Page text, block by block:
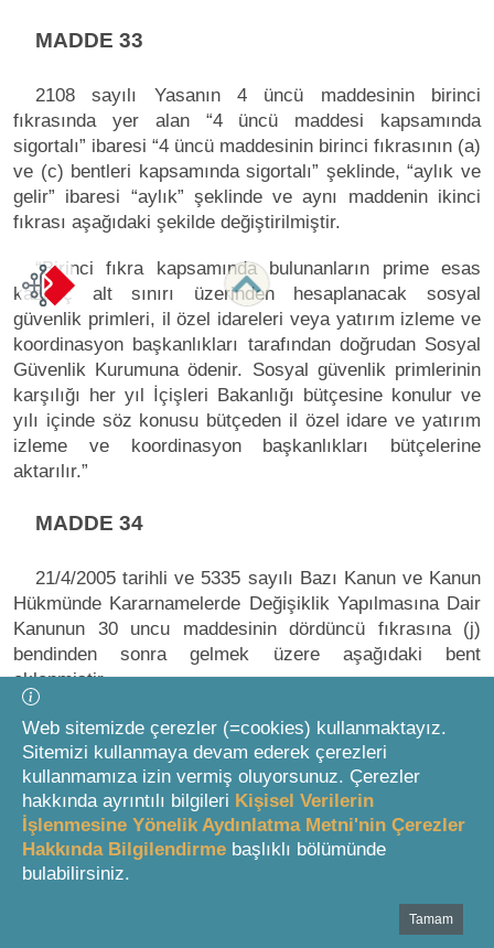
MADDE 33
2108 sayılı Yasanın 4 üncü maddesinin birinci
fıkrasında yer alan “4 üncü maddesi kapsamında
sigortalı” ibaresi “4 üncü maddesinin birinci fıkrasının (a)
ve (c) bentleri kapsamında sigortalı” şeklinde, “aylık ve
gelir” ibaresi “aylık” şeklinde ve aynı maddenin ikinci
fıkrası aşağıdaki şekilde değiştirilmiştir.
“Birinci fıkra kapsamında bulunanların prime esas
kazanç alt sınırı üzerinden hesaplanacak sosyal
güvenlik primleri, il özel idareleri veya yatırım izleme ve
koordinasyon başkanlıkları tarafından doğrudan Sosyal
Güvenlik Kurumuna ödenir. Sosyal güvenlik primlerinin
karşılığı her yıl İçişleri Bakanlığı bütçesine konulur ve
yılı içinde söz konusu bütçeden il özel idare ve yatırım
izleme ve koordinasyon başkanlıkları bütçelerine
aktarılır.”
MADDE 34
21/4/2005 tarihli ve 5335 sayılı Bazı Kanun ve Kanun
Hükmünde Kararnamelerde Değişiklik Yapılmasına Dair
Kanunun 30 uncu maddesinin dördüncü fıkrasına (j)
bendinden sonra gelmek üzere aşağıdaki bent
eklenmiştir.
“k) 18/3/1924 tarihli ve 442 sayılı Köy Kanununun
74 üncü maddesine göre görevlendirilen güvenlik
korucuları,”
MADDE 35
31/5/2006 tarihli ve 5510 sayılı Sosyal Sigortalar ve
Genel Sağlık Sigortası Kanununun 7 nci maddesinin
birinci fıkrasının (c) bendinde yer alan “(d) ve (e)”
Web sitemizde çerezler (=cookies) kullanmaktayız.
Sitemizi kullanmaya devam ederek çerezleri
kullanmamıza izin vermiş oluyorsunuz. Çerezler
hakkında ayrıntılı bilgileri Kişisel Verilerin
İşlenmesine Yönelik Aydınlatma Metni'nin Çerezler
Hakkında Bilgilendirme başlıklı bölümünde
bulabilirsiniz.
Tamam